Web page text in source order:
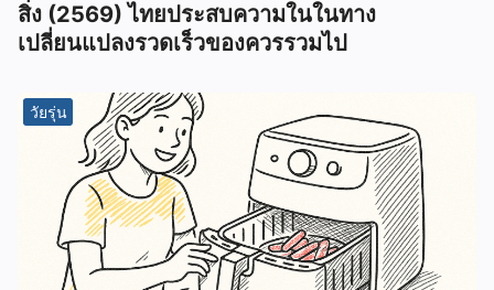
สิ่ง (2569) ไทยประสบความในในทาง
เปลี่ยนแปลงรวดเร็วของควรรวมไป
วัยรุ่น